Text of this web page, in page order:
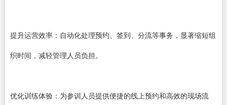
提升运营效率：自动化处理预约、签到、分流等事务，显著缩短组
织时间，减轻管理人员负担。
优化训练体验：为参训人员提供便捷的线上预约和高效的现场流